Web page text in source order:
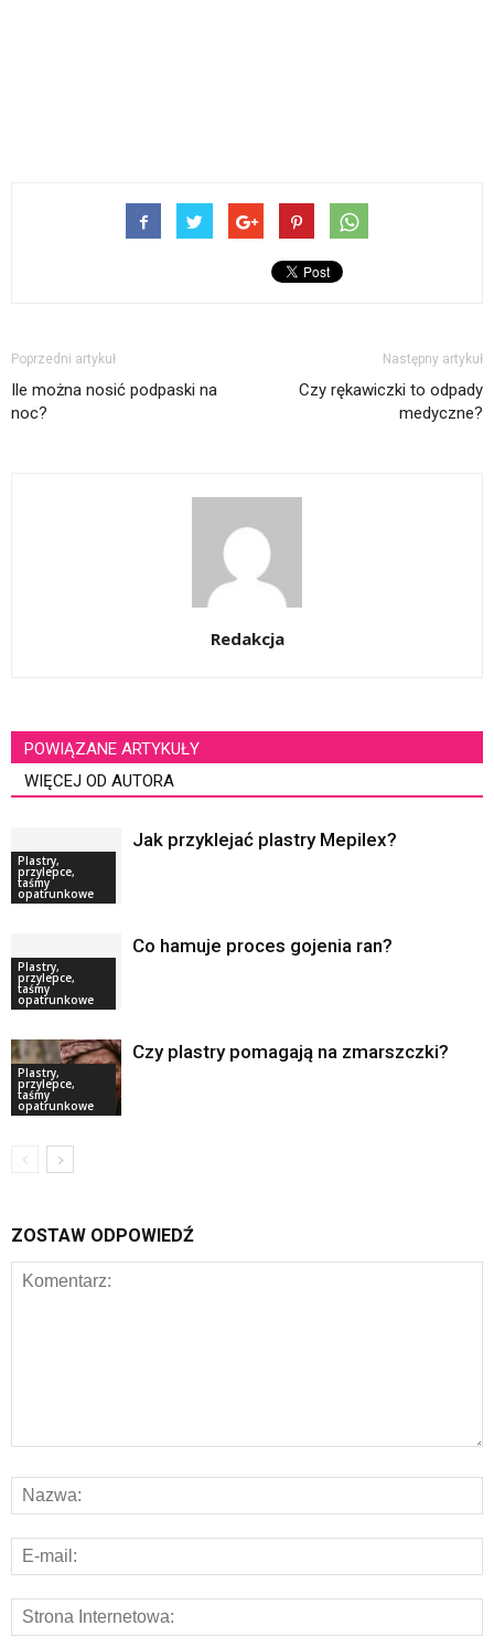
Poprzedni artykuł
Ile można nosić podpaski na
noc?
Następny artykuł
Czy rękawiczki to odpady
medyczne?
Redakcja
POWIĄZANE ARTYKUŁY
WIĘCEJ OD AUTORA
Plastry,
przylepce,
taśmy
opatrunkowe
Jak przyklejać plastry Mepilex?
Plastry,
przylepce,
taśmy
opatrunkowe
Co hamuje proces gojenia ran?
Plastry,
przylepce,
taśmy
opatrunkowe
Czy plastry pomagają na zmarszczki?
ZOSTAW ODPOWIEDŹ